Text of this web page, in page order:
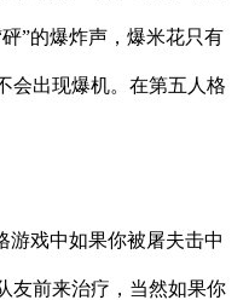
”的爆炸声，爆米花只有
会出现爆机。在第五人格
游戏中如果你被屠夫击中
友前来治疗，当然如果你